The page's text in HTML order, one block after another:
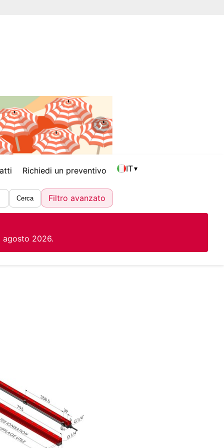
❯
Richiedi un preventivo IT▾
Cerca Filtro avanzato
agosto 2026.